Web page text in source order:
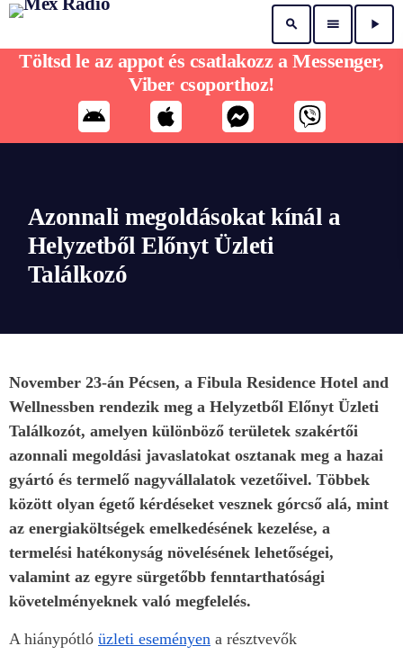
search menu play_arrow
Azonnali megoldásokat kínál a
Helyzetből Előnyt Üzleti
Találkozó
November 23-án Pécsen, a Fibula Residence Hotel and
Wellnessben rendezik meg a Helyzetből Előnyt Üzleti
Találkozót, amelyen különböző területek szakértői
azonnali megoldási javaslatokat osztanak meg a hazai
gyártó és termelő nagyvállalatok vezetőivel. Többek
között olyan égető kérdéseket vesznek górcső alá, mint
az energiaköltségek emelkedésének kezelése, a
termelési hatékonyság növelésének lehetőségei,
valamint az egyre sürgetőbb fenntarthatósági
követelményeknek való megfelelés.
A hiánypótló üzleti eseményen a résztvevők
Töltsd le az appot és csatlakozz a Messenger,
Viber csoporthoz!